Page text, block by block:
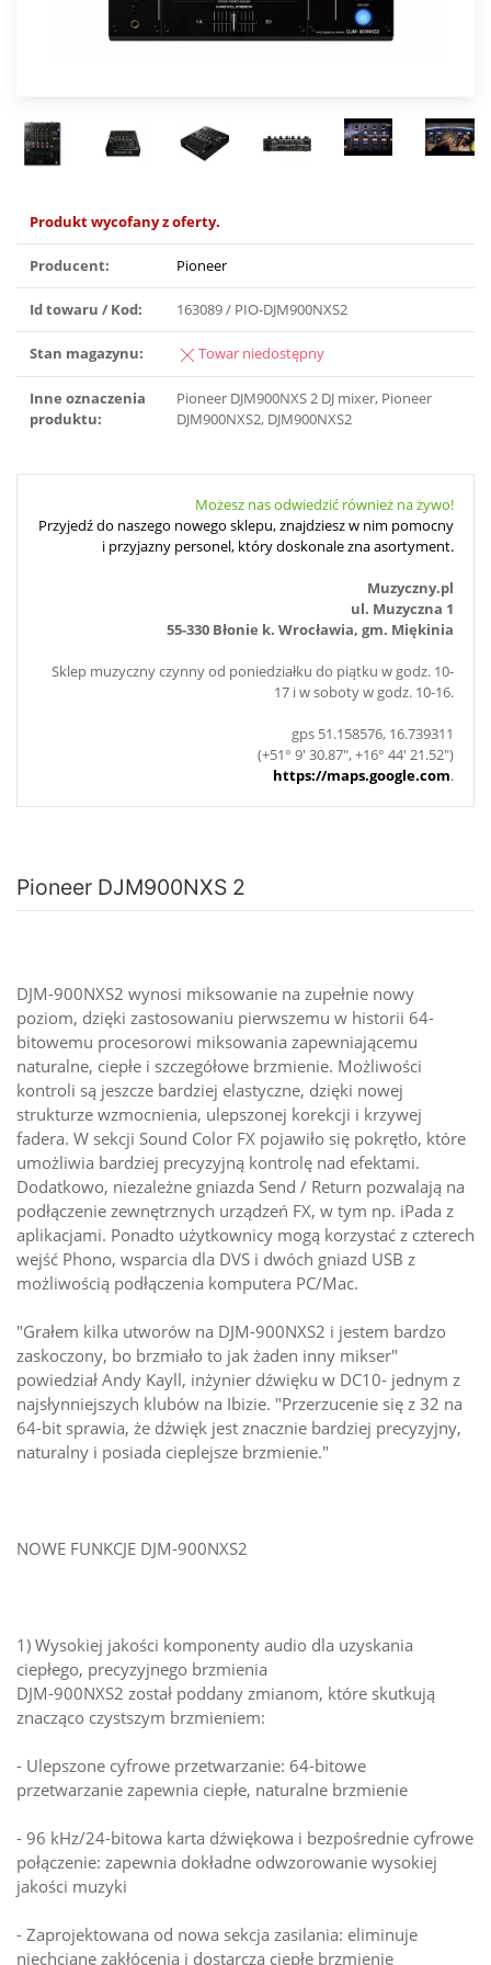
Produkt wycofany z oferty.
Producent: Pioneer
Id towaru / Kod: 163089 / PIO-DJM900NXS2
Stan magazynu: Towar niedostępny
Inne oznaczenia
produktu:
Pioneer DJM900NXS 2 DJ mixer, Pioneer
DJM900NXS2, DJM900NXS2
Możesz nas odwiedzić również na żywo!
Przyjedź do naszego nowego sklepu, znajdziesz w nim pomocny
i przyjazny personel, który doskonale zna asortyment.
Muzyczny.pl
ul. Muzyczna 1
55-330 Błonie k. Wrocławia, gm. Miękinia
Sklep muzyczny czynny od poniedziałku do piątku w godz. 10-
17 i w soboty w godz. 10-16.
gps 51.158576, 16.739311
(+51° 9' 30.87", +16° 44' 21.52")
https://maps.google.com.
Pioneer DJM900NXS 2
DJM-900NXS2 wynosi miksowanie na zupełnie nowy
poziom, dzięki zastosowaniu pierwszemu w historii 64-
bitowemu procesorowi miksowania zapewniającemu
naturalne, ciepłe i szczegółowe brzmienie. Możliwości
kontroli są jeszcze bardziej elastyczne, dzięki nowej
strukturze wzmocnienia, ulepszonej korekcji i krzywej
fadera. W sekcji Sound Color FX pojawiło się pokrętło, które
umożliwia bardziej precyzyjną kontrolę nad efektami.
Dodatkowo, niezależne gniazda Send / Return pozwalają na
podłączenie zewnętrznych urządzeń FX, w tym np. iPada z
aplikacjami. Ponadto użytkownicy mogą korzystać z czterech
wejść Phono, wsparcia dla DVS i dwóch gniazd USB z
możliwością podłączenia komputera PC/Mac.
"Grałem kilka utworów na DJM-900NXS2 i jestem bardzo
zaskoczony, bo brzmiało to jak żaden inny mikser"
powiedział Andy Kayll, inżynier dźwięku w DC10- jednym z
najsłynniejszych klubów na Ibizie. "Przerzucenie się z 32 na
64-bit sprawia, że dźwięk jest znacznie bardziej precyzyjny,
naturalny i posiada cieplejsze brzmienie."
NOWE FUNKCJE DJM-900NXS2
1) Wysokiej jakości komponenty audio dla uzyskania
ciepłego, precyzyjnego brzmienia
DJM-900NXS2 został poddany zmianom, które skutkują
znacząco czystszym brzmieniem:
- Ulepszone cyfrowe przetwarzanie: 64-bitowe
przetwarzanie zapewnia ciepłe, naturalne brzmienie
- 96 kHz/24-bitowa karta dźwiękowa i bezpośrednie cyfrowe
połączenie: zapewnia dokładne odwzorowanie wysokiej
jakości muzyki
- Zaprojektowana od nowa sekcja zasilania: eliminuje
niechciane zakłócenia i dostarcza ciepłe brzmienie